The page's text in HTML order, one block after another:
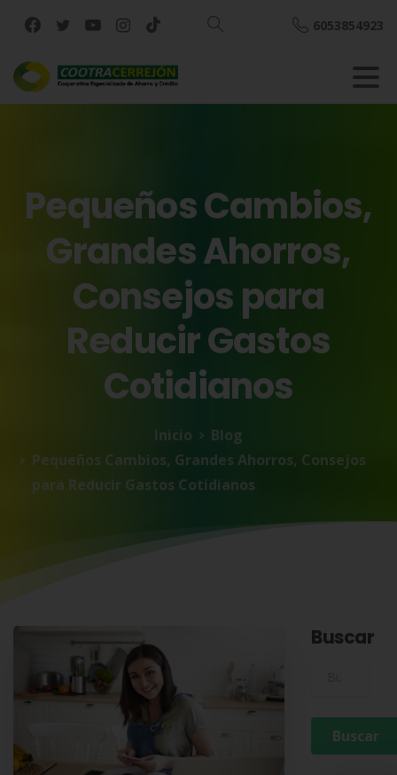
Buscar
6053854923
PequeñosCambios,
GrandesAhorros,
Consejospara
ReducirGastos
Cotidianos
Inicio
Blog
Pequeños Cambios, Grandes Ahorros, Consejos
para Reducir Gastos Cotidianos
Buscar